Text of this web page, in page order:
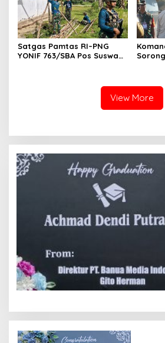
Satgas Pamtas RI–PNG
YONIF 763/SBA Pos Suswa
View More